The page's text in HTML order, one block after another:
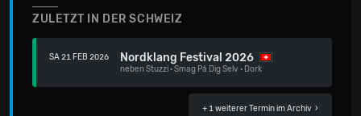
ZULETZT IN DER SCHWEIZ
SA 21 FEB 2026 Nordklang Festival 2026
nebenStuzzi·Smag På Dig Selv · Dork
+ 1 weiterer Termin im Archiv ›